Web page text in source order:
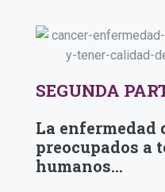
SEGUNDA
La enfermedad
preocupados a
humanos...